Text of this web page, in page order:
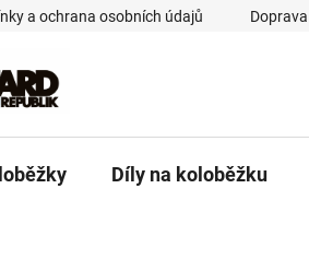
a ochrana osobních údajů
Díly na koloběžku